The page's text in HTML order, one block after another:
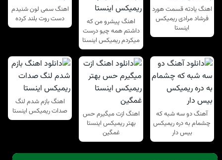
اهنگ یادته قسمت هورد
فرشاد مرادی ریمیکس
اینستا
اهنگ پیشرو من که
داشتم همه چیو درست
میکردم ریمیکس اینستا
اهنگ سمی لون شنیدم
دست روت بلند کرده
آهنگ دو سه شبه که
چشمام به دره ریمیکس
بیس دار
اهنگ ازت میگیرم حس
بهتر ریمیکس اینستا
غمگین
اهنگ بازم شدم لنگ
صدات ریمیکس اینستا